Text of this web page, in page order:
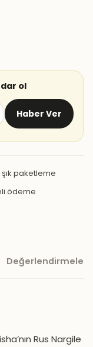
ol
Haber Ver
şık paketleme
ödeme
Değerlendirmeler
Rus Nargile